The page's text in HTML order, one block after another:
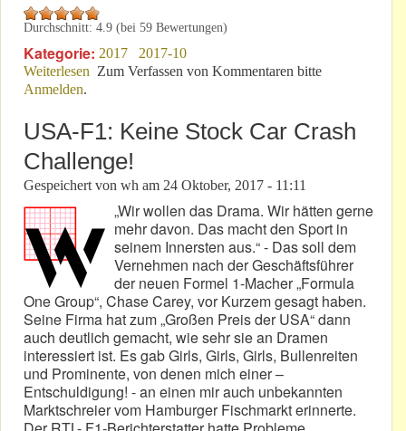
Durchschnitt: 4.9 (bei 59 Bewertungen)
Kategorie: 2017
2017-10
Weiterlesen über „Rock am Ring“ 2018: In Nürnberg günstiger!
Zum Verfassen von Kommentaren bitte
Anmelden.
USA-F1: Keine Stock Car Crash
Challenge!
Gespeichert von wh am 24 Oktober, 2017 - 11:11
„Wir wollen das Drama. Wir hätten gerne
mehr davon. Das macht den Sport in
seinem Innersten aus.“ - Das soll dem
Vernehmen nach der Geschäftsführer
der neuen Formel 1-Macher „Formula
One Group“, Chase Carey, vor Kurzem gesagt haben.
Seine Firma hat zum „Großen Preis der USA“ dann
auch deutlich gemacht, wie sehr sie an Dramen
interessiert ist. Es gab Girls, Girls, Girls, Bullenreiten
und Prominente, von denen mich einer –
Entschuldigung! - an einen mir auch unbekannten
Marktschreier vom Hamburger Fischmarkt erinnerte.